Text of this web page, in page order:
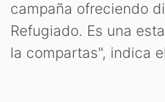
campaña ofreciendo
Refugiado. Es una
la compartas", indica